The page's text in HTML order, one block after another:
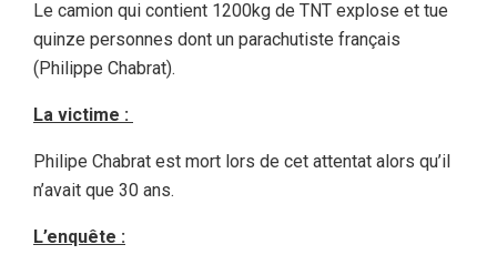
Le camion qui contient 1200kg de TNT explose et tue
quinze personnes dont un parachutiste français
(Philippe Chabrat).
La victime :
Philipe Chabrat est mort lors de cet attentat alors qu’il
n’avait que 30 ans.
L’enquête :